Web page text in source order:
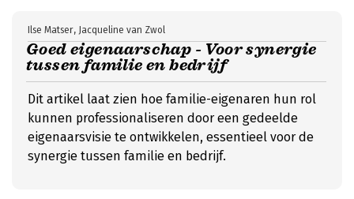
Goed eigenaarschap - Voor synergie
tussen familie en bedrijf
Ilse Matser, Jacqueline van Zwol
Dit artikel laat zien hoe familie-eigenaren hun rol
kunnen professionaliseren door een gedeelde
eigenaarsvisie te ontwikkelen, essentieel voor de
synergie tussen familie en bedrijf.